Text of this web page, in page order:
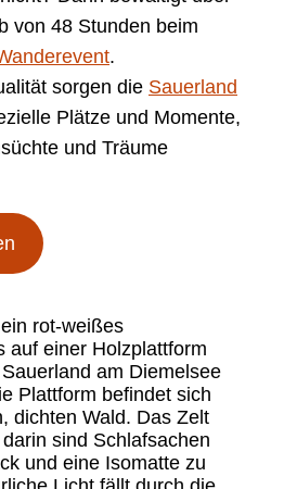
von 48 Stunden beim
.
sorgen die Sauerland
Plätze und Momente,
und Träume